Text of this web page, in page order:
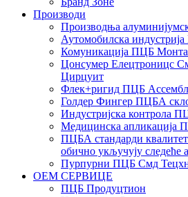
Производи
Производња
Аутомобилска
Комуникација ПЦБ
Цонсумер Елецтроницс
Цирцуит
Флек+ригид ПЦБ
Голдер Фингер ПЦБА
Индустријска контрола
Медицинска апликација
ПЦБА стандарди
обично укључују следеће
Пурпурни ПЦБ Смд
ОЕМ СЕРВИЦЕ
ПЦБ Продуцтион